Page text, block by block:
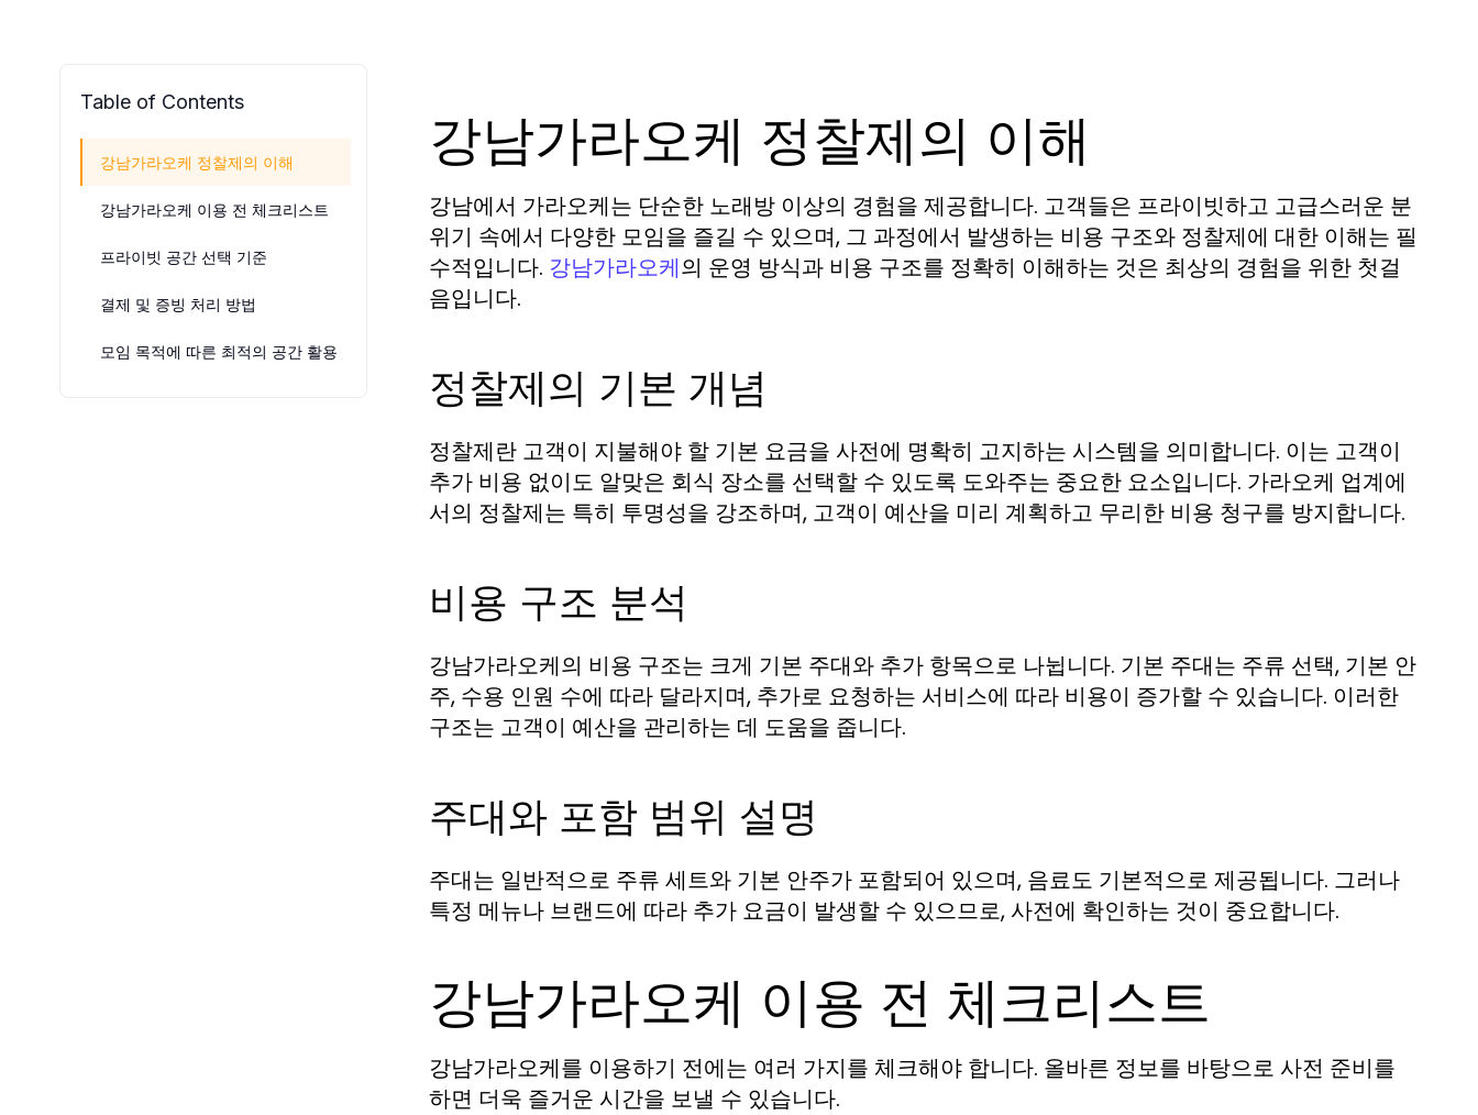
Table of Contents
강남가라오케 정찰제의 이해
강남가라오케 이용 전 체크리스트
프라이빗 공간 선택 기준
결제 및 증빙 처리 방법
모임 목적에 따른 최적의 공간 활용
강남가라오케 정찰제의 이해
강남에서 가라오케는 단순한 노래방 이상의 경험을 제공합니다. 고객들은 프라이빗하고 고급스러운 분
위기 속에서 다양한 모임을 즐길 수 있으며, 그 과정에서 발생하는 비용 구조와 정찰제에 대한 이해는 필
수적입니다. 강남가라오케의 운영 방식과 비용 구조를 정확히 이해하는 것은 최상의 경험을 위한 첫걸
음입니다.
정찰제의 기본 개념
정찰제란 고객이 지불해야 할 기본 요금을 사전에 명확히 고지하는 시스템을 의미합니다. 이는 고객이
추가 비용 없이도 알맞은 회식 장소를 선택할 수 있도록 도와주는 중요한 요소입니다. 가라오케 업계에
서의 정찰제는 특히 투명성을 강조하며, 고객이 예산을 미리 계획하고 무리한 비용 청구를 방지합니다.
비용 구조 분석
강남가라오케의 비용 구조는 크게 기본 주대와 추가 항목으로 나뉩니다. 기본 주대는 주류 선택, 기본 안
주, 수용 인원 수에 따라 달라지며, 추가로 요청하는 서비스에 따라 비용이 증가할 수 있습니다. 이러한
구조는 고객이 예산을 관리하는 데 도움을 줍니다.
주대와 포함 범위 설명
주대는 일반적으로 주류 세트와 기본 안주가 포함되어 있으며, 음료도 기본적으로 제공됩니다. 그러나
특정 메뉴나 브랜드에 따라 추가 요금이 발생할 수 있으므로, 사전에 확인하는 것이 중요합니다.
강남가라오케 이용 전 체크리스트
강남가라오케를 이용하기 전에는 여러 가지를 체크해야 합니다. 올바른 정보를 바탕으로 사전 준비를
하면 더욱 즐거운 시간을 보낼 수 있습니다.